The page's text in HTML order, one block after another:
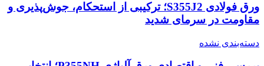
ورق فولادی S355J2؛ ترکیبی از استحکام، جوش‌پذیری و
مقاومت در سرمای شدید
دسته‌بندی نشده